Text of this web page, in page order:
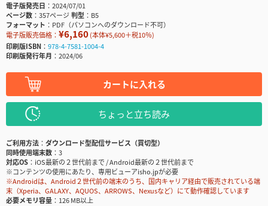
電子版発売日
2024/07/01
ページ数
357ページ判型
B5
フォーマット
PDF（パソコンへのダウンロード不可）
電子版販売価格： ¥6,160(本体¥5,600＋税10％)
印刷版ISBN
978-4-7581-1004-4
印刷版発行年月
2024/06
カートに入れる
ちょっと立ち読み
ご利用方法
ダウンロード型配信サービス（買切型）
同時使用端末数
3
対応OS
iOS最新の２世代前まで / Android最新の２世代前まで
※コンテンツの使用にあたり、専用ビューアisho.jpが必要
※Androidは、Android２世代前の端末のうち、国内キャリア経由で販売されている端
末（Xperia、GALAXY、AQUOS、ARROWS、Nexusなど）にて動作確認しています
必要メモリ容量
126 MB以上